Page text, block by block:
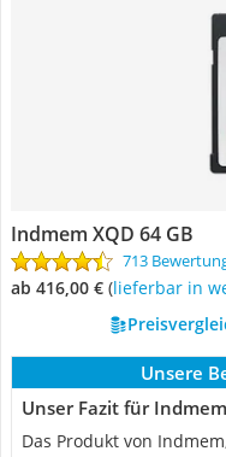
Indmem XQD 64 GB
713
ab 416,00 € ( Lieferbar in
Unsere
Unser Fazit für
Das Produkt von